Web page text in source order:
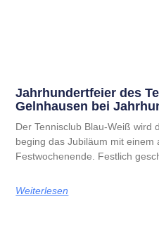
Jahrhundertfeier des
Gelnhausen bei
Der Tennisclub Blau-Weiß wird
beging das Jubiläum mit einem
Festwochenende. Festlich
Weiterlesen